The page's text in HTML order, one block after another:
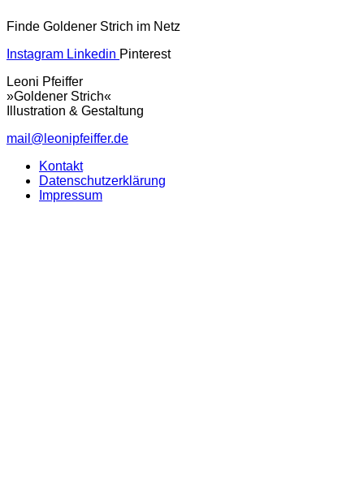
Finde Goldener Strich im Netz
Instagram Linkedin Pinterest
Leoni Pfeiffer
»Goldener Strich«
Illustration & Gestaltung
mail@leonipfeiffer.de
Kontakt
Datenschutzerklärung
Impressum